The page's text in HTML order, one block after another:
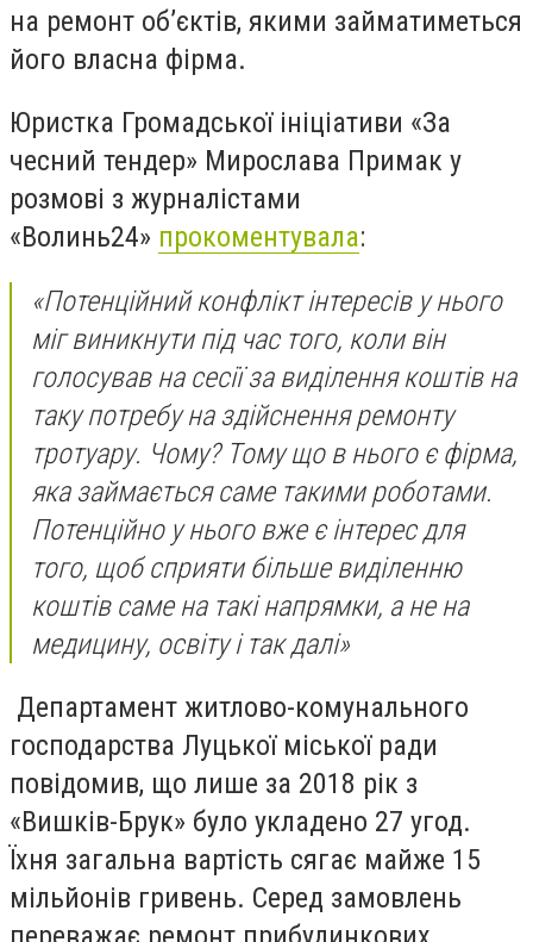
на ремонт об’єктів, якими займатиметься
його власна фірма.
Юристка Громадської ініціативи «За
чесний тендер» Мирослава Примак у
розмові з журналістами
«Волинь24» прокоментувала:
«Потенційний конфлікт інтересів у нього
міг виникнути під час того, коли він
голосував на сесії за виділення коштів на
таку потребу на здійснення ремонту
тротуару. Чому? Тому що в нього є фірма,
яка займається саме такими роботами.
Потенційно у нього вже є інтерес для
того, щоб сприяти більше виділенню
коштів саме на такі напрямки, а не на
медицину, освіту і так далі»
Департамент житлово-комунального
господарства Луцької міської ради
повідомив, що лише за 2018 рік з
«Вишків-Брук» було укладено 27 угод.
Їхня загальна вартість сягає майже 15
мільйонів гривень. Серед замовлень